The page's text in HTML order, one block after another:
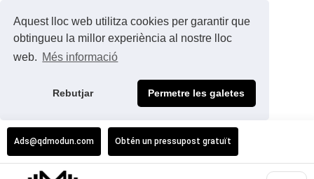
Aquest lloc web utilitza cookies per garantir que
obtingueu la millor experiència al nostre lloc
web. Més informació
Rebutjar Permetre les galetes
Ads@qdmodun.com Obtén un pressupost gratuït